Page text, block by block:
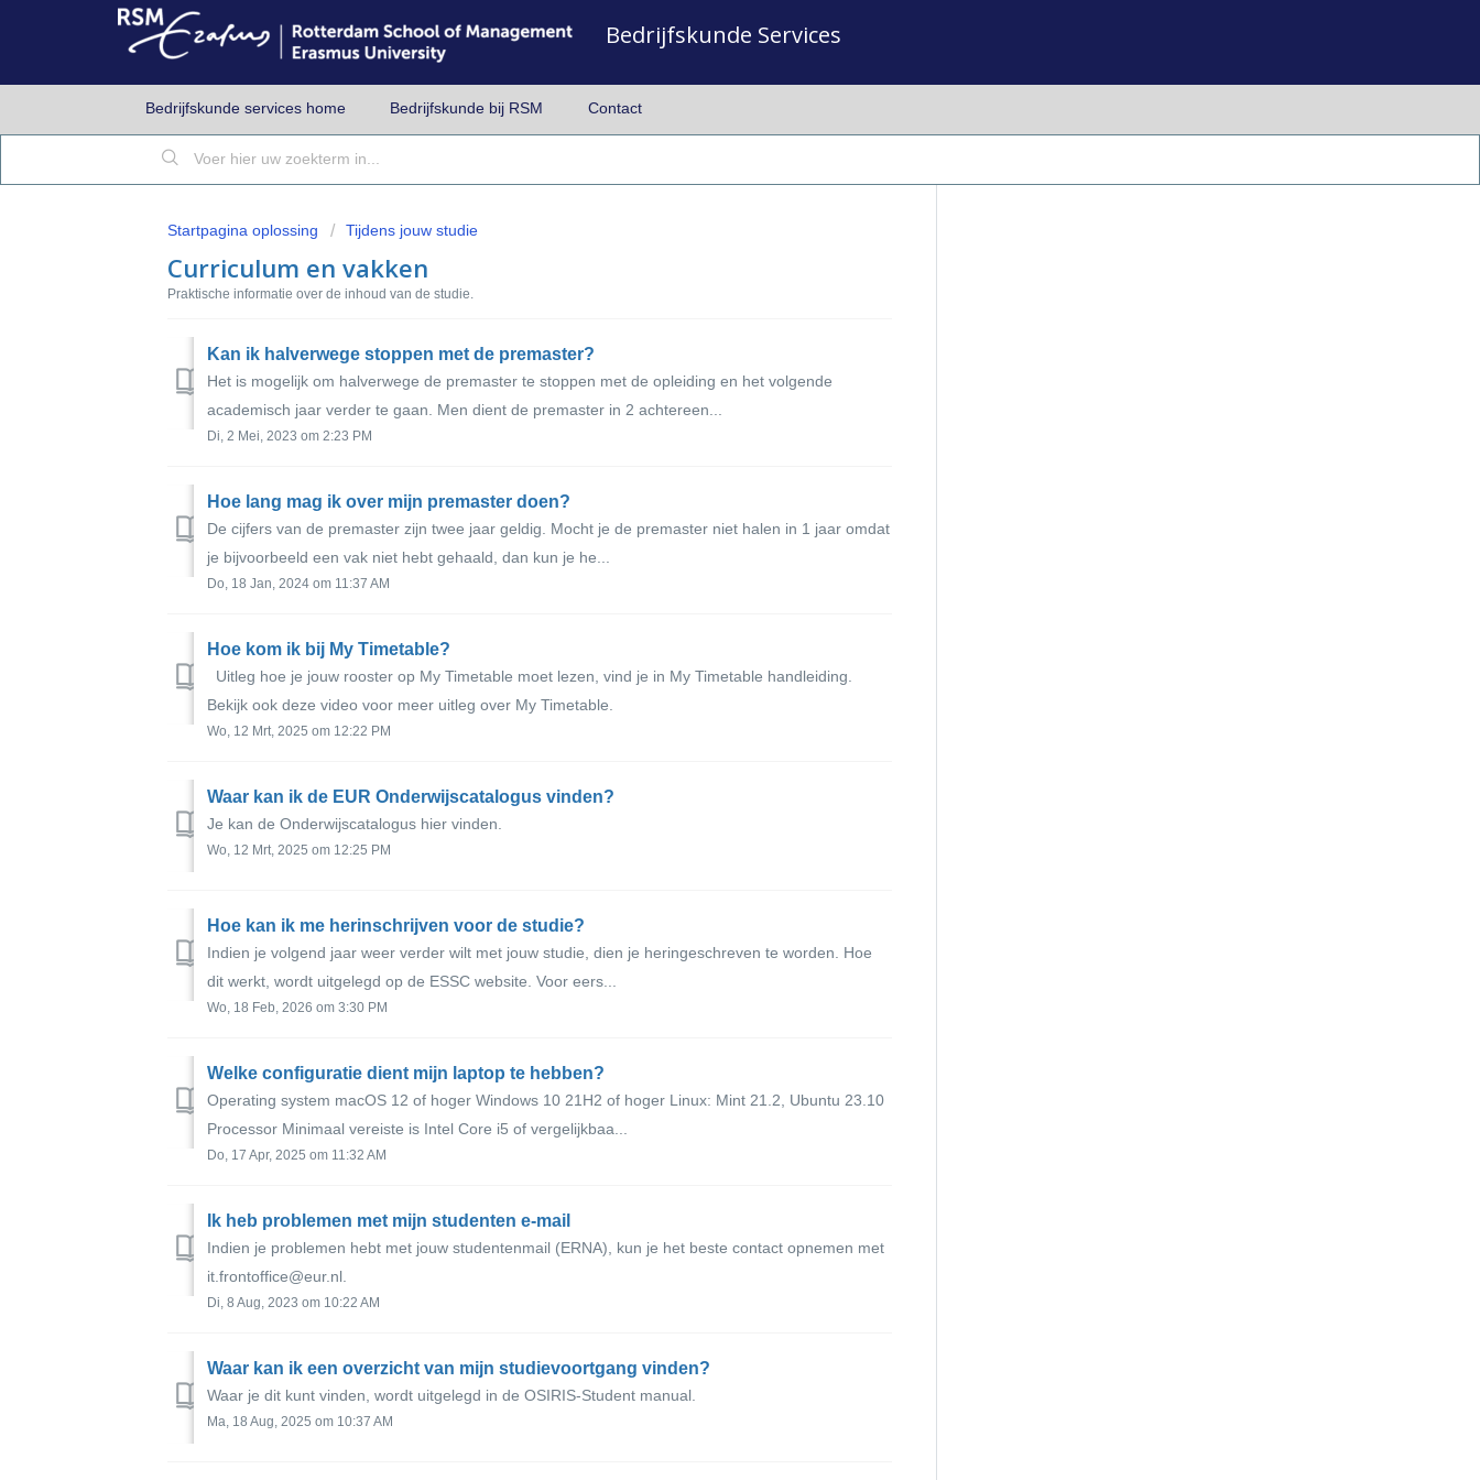
Bedrijfskunde Services
Bedrijfskunde services home Bedrijfskunde bij RSM Contact
Startpagina oplossing Tijdens jouw studie
Curriculum en vakken
Praktische informatie over de inhoud van de studie.
Kan ik halverwege stoppen met de premaster?
Het is mogelijk om halverwege de premaster te stoppen met de opleiding en het volgende
academisch jaar verder te gaan. Men dient de premaster in 2 achtereen...
Di, 2 Mei, 2023 om 2:23 PM
Hoe lang mag ik over mijn premaster doen?
De cijfers van de premaster zijn twee jaar geldig. Mocht je de premaster niet halen in 1 jaar omdat
je bijvoorbeeld een vak niet hebt gehaald, dan kun je he...
Do, 18 Jan, 2024 om 11:37 AM
Hoe kom ik bij My Timetable?
Uitleg hoe je jouw rooster op My Timetable moet lezen, vind je in My Timetable handleiding.
Bekijk ook deze video voor meer uitleg over My Timetable.
Wo, 12 Mrt, 2025 om 12:22 PM
Waar kan ik de EUR Onderwijscatalogus vinden?
Je kan de Onderwijscatalogus hier vinden.
Wo, 12 Mrt, 2025 om 12:25 PM
Hoe kan ik me herinschrijven voor de studie?
Indien je volgend jaar weer verder wilt met jouw studie, dien je heringeschreven te worden. Hoe
dit werkt, wordt uitgelegd op de ESSC website. Voor eers...
Wo, 18 Feb, 2026 om 3:30 PM
Welke configuratie dient mijn laptop te hebben?
Operating system macOS 12 of hoger Windows 10 21H2 of hoger Linux: Mint 21.2, Ubuntu 23.10
Processor Minimaal vereiste is Intel Core i5 of vergelijkbaa...
Do, 17 Apr, 2025 om 11:32 AM
Ik heb problemen met mijn studenten e-mail
Indien je problemen hebt met jouw studentenmail (ERNA), kun je het beste contact opnemen met
it.frontoffice@eur.nl.
Di, 8 Aug, 2023 om 10:22 AM
Waar kan ik een overzicht van mijn studievoortgang vinden?
Waar je dit kunt vinden, wordt uitgelegd in de OSIRIS-Student manual.
Ma, 18 Aug, 2025 om 10:37 AM